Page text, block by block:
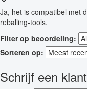
Ja, het is compatibel met
reballing-tools.
Filter op beoordeling:
Sorteren op:
Schrijf een